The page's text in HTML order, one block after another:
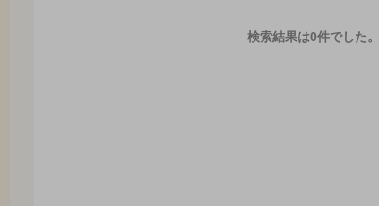
検索結果は0件でした。